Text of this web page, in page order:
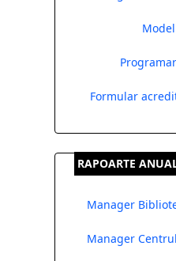
Formular
RAPOARTE